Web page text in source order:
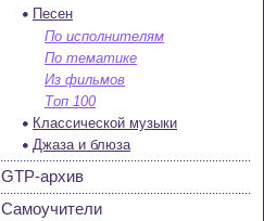
Песен
По исполнителям
По тематике
Из фильмов
Топ 100
Классической музыки
Джаза и блюза
GTP-архив
Самоучители